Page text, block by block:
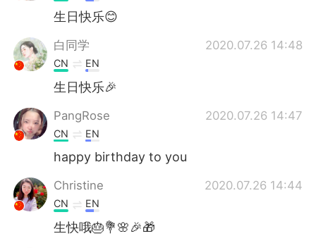
生日快乐😊
白同学 2020.07.26 14:48
CN EN
生日快乐🎉
PangRose 2020.07.26 14:47
CN EN
happy birthday to you
Christine 2020.07.26 14:44
CN EN
生快哦🎂💐🌸🎉🎁